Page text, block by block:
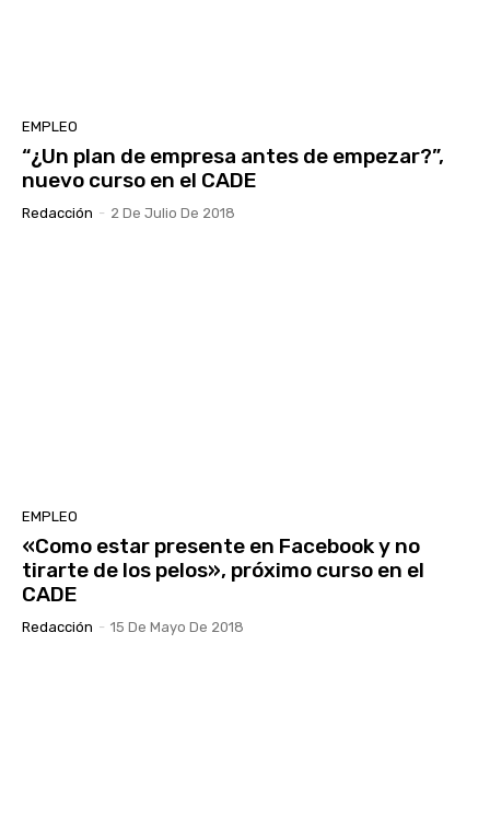
EMPLEO
“¿Un plan de empresa antes de empezar?”,
nuevo curso en el CADE
Redacción - 2 De Julio De 2018
EMPLEO
«Como estar presente en Facebook y no
tirarte de los pelos», próximo curso en el
CADE
Redacción - 15 De Mayo De 2018